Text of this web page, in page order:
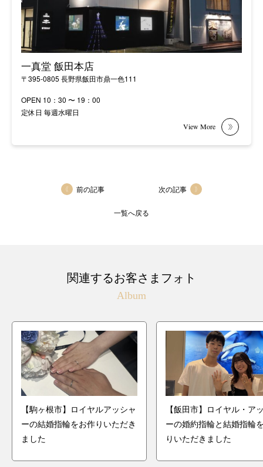
一真堂 飯田本店
〒395-0805 長野県飯田市鼎一色111
OPEN 10：30 〜 19：00
定休日 毎週水曜日
前の記事
一覧へ戻る
次の記事
関連するお客さまフォト
Album
【駒ヶ根市】ロイヤルアッシャ
ーの結婚指輪をお作りいただき
ました
【飯田市】ロイヤル・ア
ーの婚約指輪と結婚指輪
りいただきました